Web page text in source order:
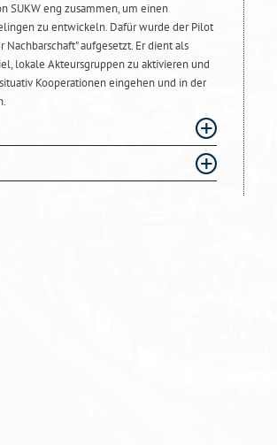
SUKW eng zusammen, um einen
zu entwickeln. Dafür wurde der Pilot
aufgesetzt. Er dient als
lokale Akteursgruppen zu aktivieren und
Kooperationen eingehen und in der